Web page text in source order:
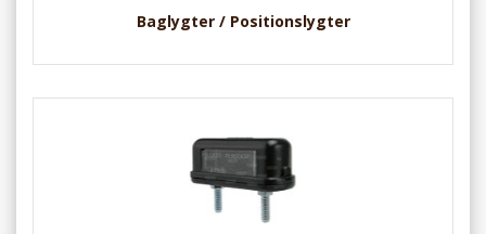
Baglygter / Positionslygter